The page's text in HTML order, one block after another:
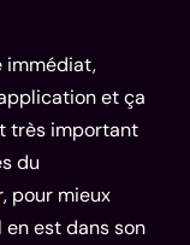
immédiat,
et ça
très important
du
pour mieux
est dans son